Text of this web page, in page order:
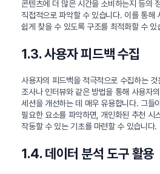
콘텐츠에 더 많은 시간을 소비하는지 등의
직접적으로 파악할 수 있습니다. 이를 통해
쉽게 찾을 수 있도록 구조를 최적화할 수 있
1.3. 사용자 피드백 수집
사용자의 피드백을 적극적으로 수집하는
조사나 인터뷰와 같은 방법을 통해 사용자
세션을 개선하는 데 매우 유용합니다. 그들
필요한 요소를 파악하면, 개인화된 추천 시
작동할 수 있는 기초를 마련할 수 있습니다.
1.4. 데이터 분석 도구 활용